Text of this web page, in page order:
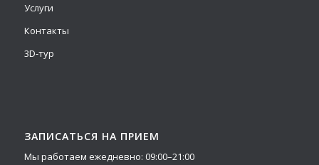
Услуги
Контакты
3D-тур
ЗАПИСАТЬСЯ НА ПРИЕМ
Мы работаем ежедневно: 09:00–21:00